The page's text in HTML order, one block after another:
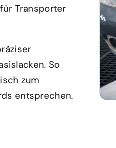
Transporter
So
zum
entsprechen.